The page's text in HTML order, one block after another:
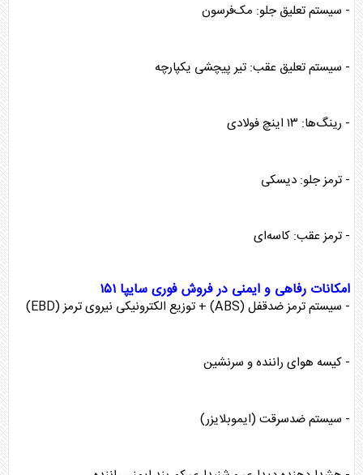
- سیستم تعلیق جلو: مک‌فرسون
- سیستم تعلیق عقب: تیر پیچشی یکپارچه
- رینگ‌ها: ۱۳ اینچ فولادی
- ترمز جلو: دیسکی
- ترمز عقب: کاسه‌ای
امکانات رفاهی و ایمنی در فروش فوری سایپا ۱۵۱
- سیستم ترمز ضدقفل (ABS) + توزیع الکترونیکی نیروی ترمز (EBD)
- کیسه هوای راننده و سرنشین
- سیستم ضدسرقت (ایموبلایزر)